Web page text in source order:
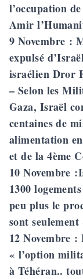
l’occupation
Amir
9 Novembre :
expulsé
israélien Dror
– Selon les
Gaza, Israël
centaines de
alimentation
et de la 4ème
10 Novembre
1300
peu plus le
sont
12 Novembre :
« l’option
à Téhéran..